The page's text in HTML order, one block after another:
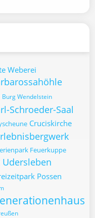
Weberei
Burg Wendelstein
Schroeder-Saal
Cruciskirche
Feuerkuppe
Udersleben
Possen